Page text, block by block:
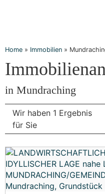
Home » Immobilien »
in Mundraching
Wir haben 1 Ergebnis
für Sie